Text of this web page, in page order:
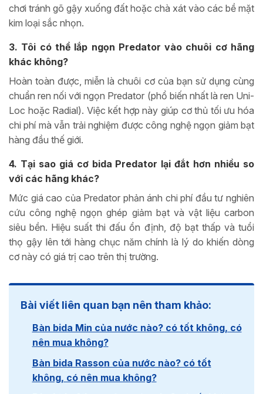
chơi tránh gõ gậy xuống đất hoặc chà xát vào các bề mặt
kim loại sắc nhọn.
3. Tôi có thể lắp ngọn Predator vào chuôi cơ hãng
khác không?
Hoàn toàn được, miễn là chuôi cơ của bạn sử dụng cùng
chuẩn ren nối với ngọn Predator (phổ biến nhất là ren Uni-
Loc hoặc Radial). Việc kết hợp này giúp cơ thủ tối ưu hóa
chi phí mà vẫn trải nghiệm được công nghệ ngọn giảm bạt
hàng đầu thế giới.
4. Tại sao giá cơ bida Predator lại đắt hơn nhiều so
với các hãng khác?
Mức giá cao của Predator phản ánh chi phí đầu tư nghiên
cứu công nghệ ngọn ghép giảm bạt và vật liệu carbon
siêu bền. Hiệu suất thi đấu ổn định, độ bạt thấp và tuổi
thọ gậy lên tới hàng chục năm chính là lý do khiến dòng
cơ này có giá trị cao trên thị trường.
Bài viết liên quan bạn nên tham khảo:
Bàn bida Min của nước nào? có tốt không, có
nên mua không?
Bàn bida Rasson của nước nào? có tốt
không, có nên mua không?